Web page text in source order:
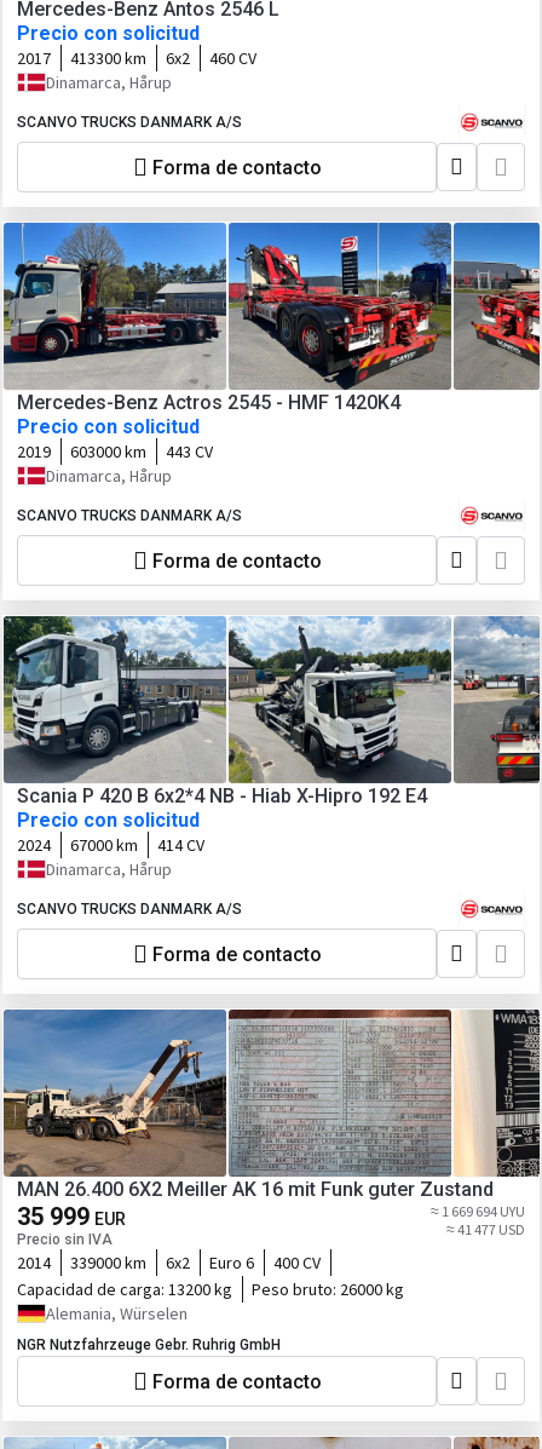
Mercedes-Benz Antos 2546 L
Precio con solicitud
2017 413300 km 6x2
460 CV
Dinamarca, Hårup
SCANVO TRUCKS DANMARK A/S
Forma de contacto
Mercedes-Benz Actros 2545 - HMF 1420K4
Precio con solicitud
2019 603000 km
443 CV
Dinamarca, Hårup
SCANVO TRUCKS DANMARK A/S
Forma de contacto
Scania P 420 B 6x2*4 NB - Hiab X-Hipro 192 E4
Precio con solicitud
2024 67000 km
414 CV
Dinamarca, Hårup
SCANVO TRUCKS DANMARK A/S
Forma de contacto
MAN 26.400 6X2 Meiller AK 16 mit Funk guter Zustand
35 999 EUR
Precio sin IVA
≈ 1 669 694 UYU
≈ 41 477 USD
2014 339000 km 6x2 Euro 6
400 CV
Capacidad de carga: 13200 kg Peso bruto: 26000 kg
Alemania, Würselen
NGR Nutzfahrzeuge Gebr. Ruhrig GmbH
Forma de contacto